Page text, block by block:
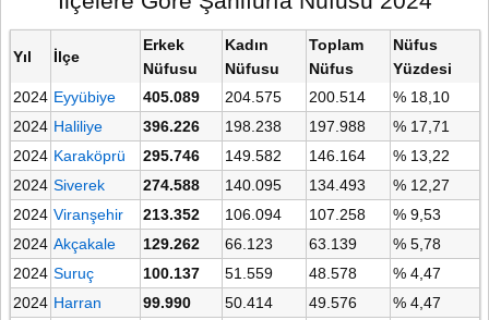
Yıl İlçe
Erkek
Nüfusu
Kadın
Nüfusu
Toplam
Nüfus
Nüfus
Yüzdesi
2024 Eyyübiye 405.089 204.575 200.514
% 18,10
2024 Haliliye 396.226 198.238 197.988
% 17,71
2024 Karaköprü 295.746 149.582 146.164
% 13,22
2024 Siverek 274.588 140.095 134.493
% 12,27
2024 Viranşehir 213.352 106.094 107.258
% 9,53
2024 Akçakale 129.262 66.123 63.139
% 5,78
2024 Suruç 100.137 51.559 48.578
% 4,47
2024 Harran 99.990 50.414 49.576
% 4,47